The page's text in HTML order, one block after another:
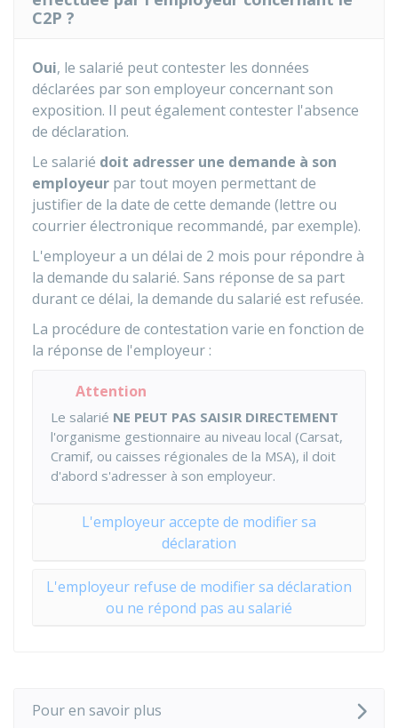
C2P ?
Oui, le salarié peut contester les données
déclarées par son employeur concernant son
exposition. Il peut également contester l'absence
de déclaration.
Le salarié doit adresser une demande à son
employeur par tout moyen permettant de
justifier de la date de cette demande (lettre ou
courrier électronique recommandé, par exemple).
L'employeur a un délai de 2 mois pour répondre à
la demande du salarié. Sans réponse de sa part
durant ce délai, la demande du salarié est refusée.
La procédure de contestation varie en fonction de
la réponse de l'employeur :
Attention
Le salarié NE PEUT PAS SAISIR DIRECTEMENT
l'organisme gestionnaire au niveau local (Carsat,
Cramif, ou caisses régionales de la MSA), il doit
d'abord s'adresser à son employeur.
L'employeur accepte de modifier sa
déclaration
L'employeur refuse de modifier sa déclaration
ou ne répond pas au salarié
Pour en savoir plus